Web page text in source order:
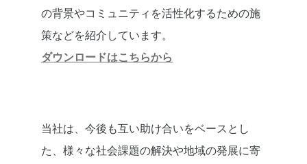
の背景やコミュニティを活性化するための施
策などを紹介しています。
ダウンロードはこちらから
当社は、今後も互い助け合いをベースとし
た、様々な社会課題の解決や地域の発展に寄